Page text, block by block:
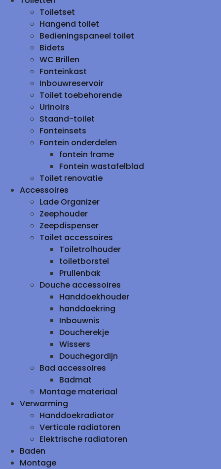
Toiletset
Hangend toilet
Bedieningspaneel toilet
Bidets
WC Brillen
Fonteinkast
Inbouwreservoir
Toilet toebehorende
Urinoirs
Staand-toilet
Fonteinsets
Fontein onderdelen
fontein frame
Fontein wastafelblad
Toilet renovatie
Accessoires
Lade Organizer
Zeephouder
Zeepdispenser
Toilet accessoires
Toiletrolhouder
toiletborstel
Prullenbak
Douche accessoires
Handdoekhouder
handdoekring
Inbouwnis
Doucherekje
Wissers
Douchegordijn
Bad accessoires
Badmat
Montage materiaal
Verwarming
Handdoekradiator
Verticale radiatoren
Elektrische radiatoren
Baden
Montage